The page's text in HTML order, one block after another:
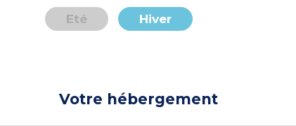
Eté Hiver
Votre hébergement